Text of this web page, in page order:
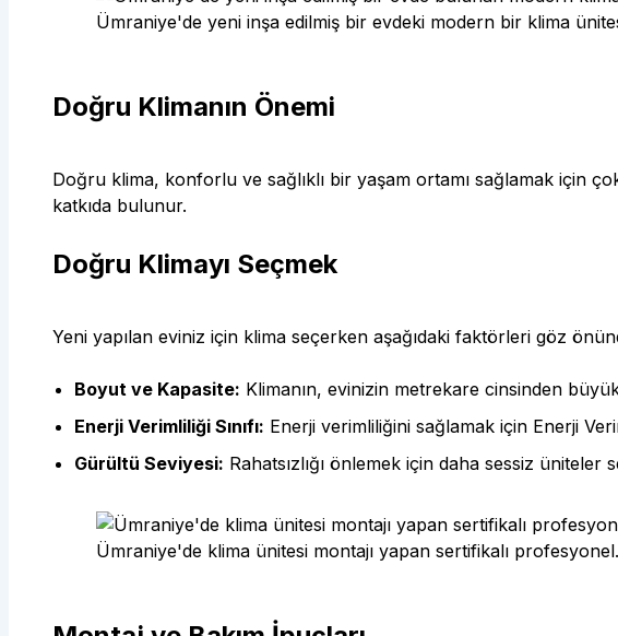
Ümraniye'de yeni inşa edilmiş bir evdeki modern bir klima
Doğru Klimanın Önemi
Doğru klima, konforlu ve sağlıklı bir yaşam ortamı sağlamak için
katkıda bulunur.
Doğru Klimayı Seçmek
Yeni yapılan eviniz için klima seçerken aşağıdaki faktörleri göz
Boyut ve Kapasite: Klimanın, evinizin metrekare cinsinden
Enerji Verimliliği Sınıfı: Enerji verimliliğini sağlamak için Enerji
Gürültü Seviyesi: Rahatsızlığı önlemek için daha sessiz üniteler
Ümraniye'de klima ünitesi montajı yapan sertifikalı profesyonel.